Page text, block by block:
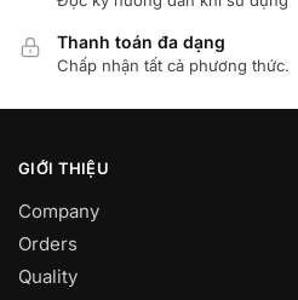
Thanh toán đa dạng
Chấp nhận tất cả phương thức.
GIỚI THIỆU
Company
Orders
Quality